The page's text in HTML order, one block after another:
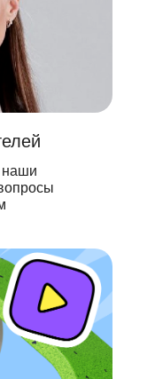
наши